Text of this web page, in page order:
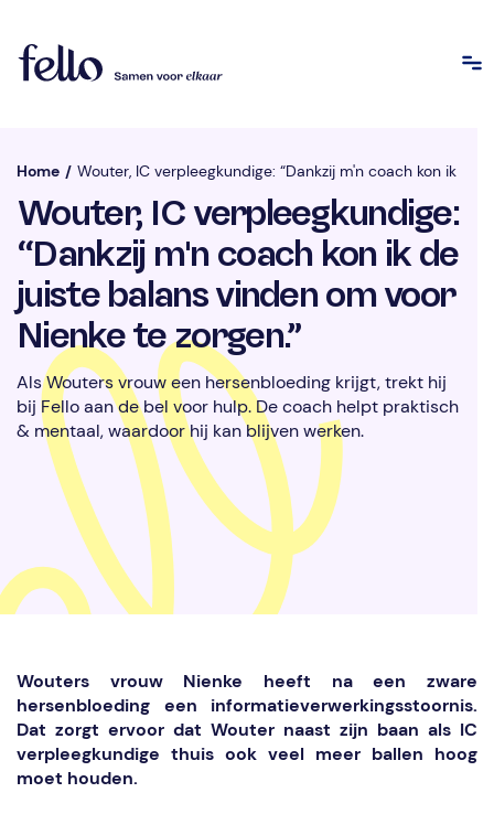
Home / Wouter, IC verpleegkundige: “Dankzij m'n coach kon ik de
Wouter, IC verpleegkundige:
“Dankzij m'n coach kon ik de
juiste balans vinden om voor
Nienke te zorgen.”
Als Wouters vrouw een hersenbloeding krijgt, trekt hij
bij Fello aan de bel voor hulp. De coach helpt praktisch
& mentaal, waardoor hij kan blijven werken.
Wouters vrouw Nienke heeft na een zware
hersenbloeding een informatieverwerkingsstoornis.
Dat zorgt ervoor dat Wouter naast zijn baan als IC
verpleegkundige thuis ook veel meer ballen hoog
moet houden.